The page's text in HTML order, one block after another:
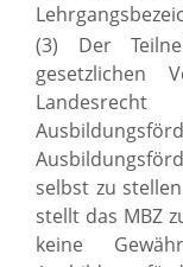
(3) Der
gesetzlichen
selbst zu
stellt das MBZ
keine